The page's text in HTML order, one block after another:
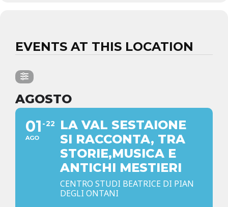
EVENTS AT THIS LOCATION
AGOSTO
01
AGO
22
LA VAL SESTAIONE
SI RACCONTA, TRA
STORIE,MUSICA E
ANTICHI MESTIERI
CENTRO STUDI BEATRICE DI PIAN
DEGLI ONTANI